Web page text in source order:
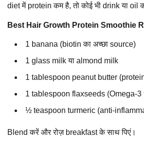
diet में protein कम है, तो कोई भी drink या oil
Best Hair Growth Protein Smoothie
1 banana (biotin का अच्छा source)
1 glass milk या almond milk
1 tablespoon peanut butter
1 tablespoon flaxseeds (Omega-3
½ teaspoon turmeric (anti-
Blend करें और रोज़ breakfast के साथ पिएं।